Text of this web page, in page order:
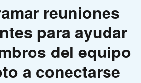
reuniones
para ayudar
del equipo
a conectarse